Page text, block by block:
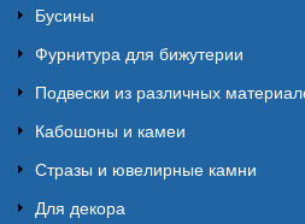
Бусины
Фурнитура для бижутерии
Подвески из различных
Кабошоны и камеи
Стразы и ювелирные камни
Для декора